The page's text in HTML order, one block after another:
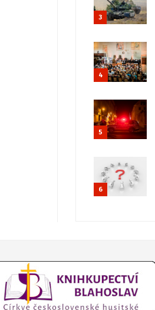
3
4
5
6